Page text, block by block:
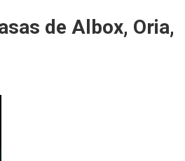
de Albox, Oria,